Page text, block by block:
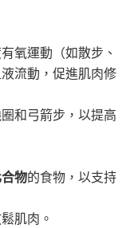
氧運動（如散步、
流動，促進肌肉修
和弓箭步，以提高
物的食物，以支持
肌肉。